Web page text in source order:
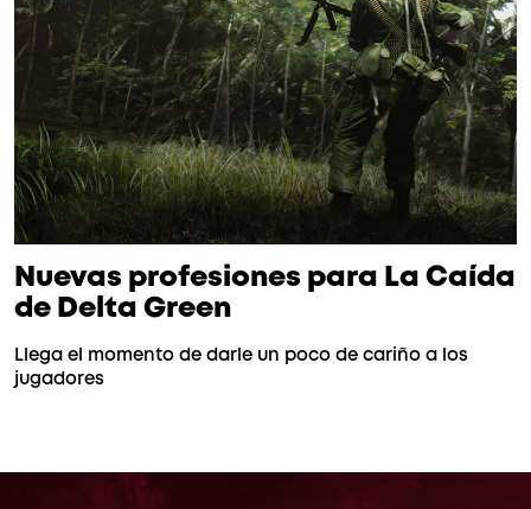
Nuevas profesiones para La Caída
de Delta Green
Llega el momento de darle un poco de cariño a los
jugadores